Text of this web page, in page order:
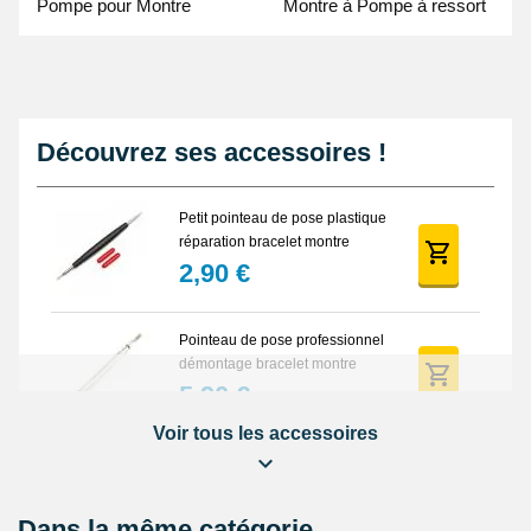
Pompe pour Montre
Montre à Pompe à ressort
Découvrez ses accessoires !
Petit pointeau de pose plastique
réparation bracelet montre
2,90 €
Pointeau de pose professionnel
démontage bracelet montre
5,90 €
Lot Outils Montre 12 pièces +
32,90 €
Voir tous les accessoires